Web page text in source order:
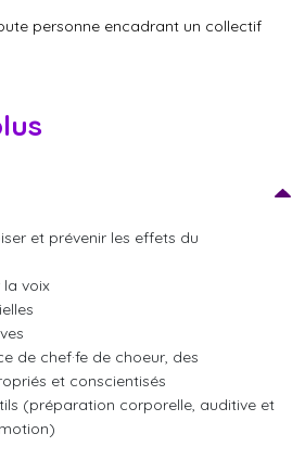
personne encadrant un collectif
et prévenir les effets du
voix
de chef·fe de choeur, des
et conscientisés
(préparation corporelle, auditive et